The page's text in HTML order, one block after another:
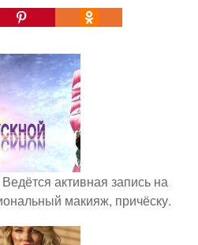
активная запись на
макияж, причёску.